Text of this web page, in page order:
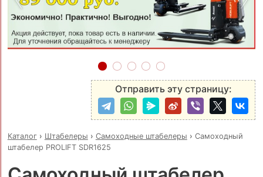
Отправить эту страницу:
Каталог› Штабелеры › Самоходные штабелеры › Самоходный
штабелер PROLIFT SDR1625